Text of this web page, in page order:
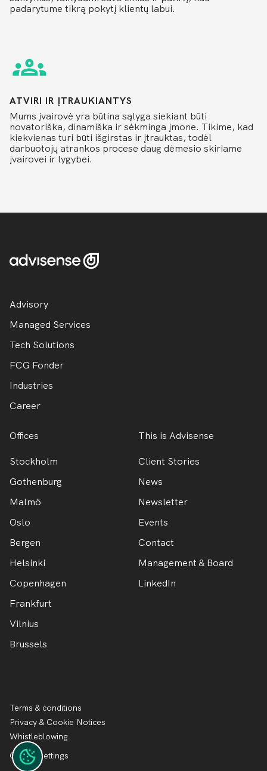
padarytume tikrą pokytį klientų labui.
ATVIRI IR ĮTRAUKIANTYS
Mums įvairovė yra būtina sąlyga siekiant būti
novatoriška, dinamiška ir sėkminga įmone. Tikime, kad
kiekvienas turi būti išgirstas ir įtrauktas, todėl
darbuotojų atrankos procese daug dėmesio skiriame
įvairovei ir lygybei.
Advisory
Managed Services
Tech Solutions
FCG Fonder
Industries
Career
Offices
Stockholm
Gothenburg
Malmö
Oslo
Bergen
Helsinki
Copenhagen
Frankfurt
Vilnius
Brussels
This is Advisense
Client Stories
News
Newsletter
Events
Contact
Management & Board
LinkedIn
Terms & conditions
Privacy & Cookie Notices
Whistleblowing
Cookie settings